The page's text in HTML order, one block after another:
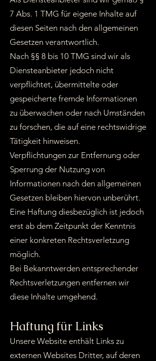
7 Abs. 1 TMG für eigene Inhalte auf
diesen Seiten nach den allgemeinen
Gesetzen verantwortlich.
Nach §§ 8 bis 10 TMG sind wir als
Diensteanbieter jedoch nicht
verpflichtet, übermittelte oder
gespeicherte fremde Informationen
zu überwachen oder nach Umständen
zu forschen, die auf eine rechtswidrige
Tätigkeit hinweisen.
Verpflichtungen zur Entfernung oder
Sperrung der Nutzung von
Informationen nach den allgemeinen
Gesetzen bleiben hiervon unberührt.
Eine Haftung diesbezüglich ist jedoch
erst ab dem Zeitpunkt der Kenntnis
einer konkreten Rechtsverletzung
möglich.
Bei Bekanntwerden entsprechender
Rechtsverletzungen entfernen wir
diese Inhalte umgehend.
Haftung für Links
Unsere Website enthält Links zu
externen Websites Dritter, auf deren